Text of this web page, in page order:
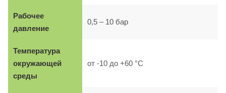
Рабочее
давление
0,5 – 10 бар
Температура
окружающей
среды
от -10 до +60 °C